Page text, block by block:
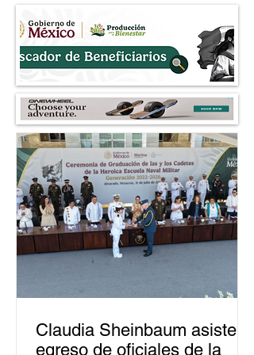
2027
Claudia Sheinbaum asiste a
egreso de oficiales de la